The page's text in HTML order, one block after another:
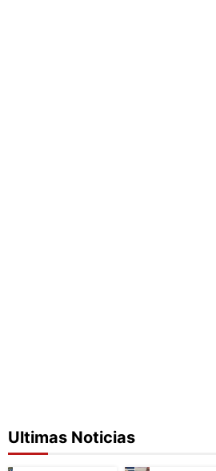
Ultimas Noticias